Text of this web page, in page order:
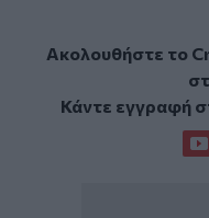
Ακολουθήστε το
Κάντε εγγραφή